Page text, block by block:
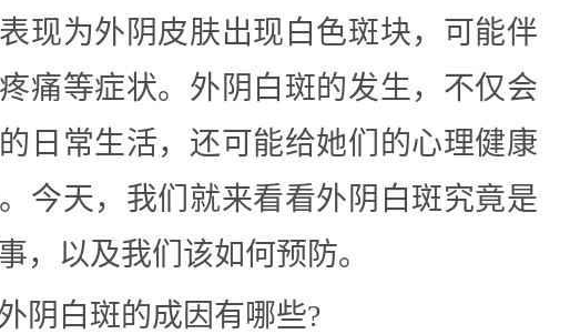
现为外阴皮肤出现白色斑块，可能伴
痛等症状。外阴白斑的发生，不仅会
日常生活，还可能给她们的心理健康
今天，我们就来看看外阴白斑究竟是
，以及我们该如何预防。
阴白斑的成因有哪些?